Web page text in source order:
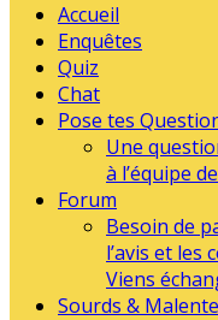
Accueil
Enquêtes
Quiz
Chat
Pose tes
Une
à l’équipe
Forum
Besoin de
l’avis et les
Viens
Sourds &